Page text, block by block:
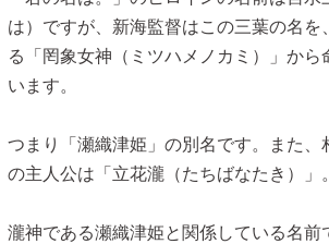
は）ですが、新海監督はこの三葉の名を
る「罔象女神（ミツハメノカミ）」から
います。
つまり「瀬織津姫」の別名です。また、
の主人公は「立花瀧（たちばなたき）」。
瀧神である瀬織津姫と関係している名前